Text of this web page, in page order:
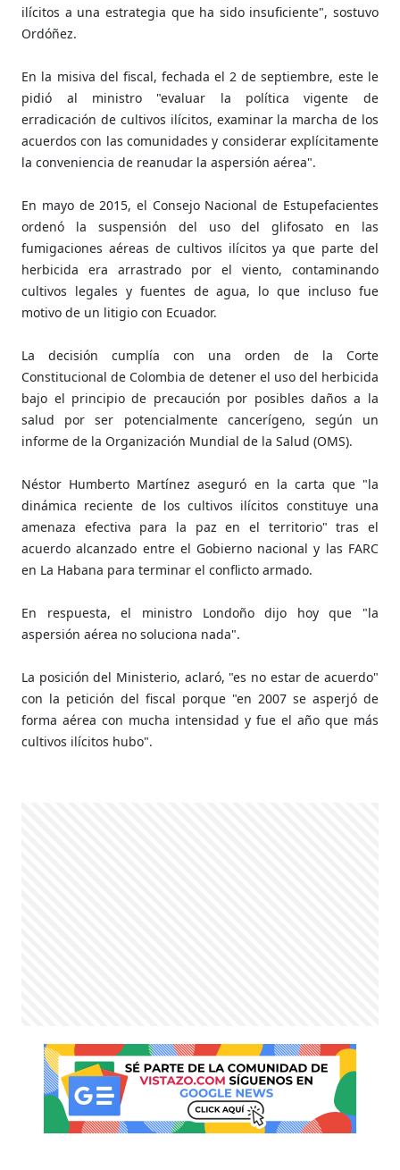
ilícitos a una estrategia que ha sido insuficiente", sostuvo
Ordóñez.
En la misiva del fiscal, fechada el 2 de septiembre, este le
pidió al ministro "evaluar la política vigente de
erradicación de cultivos ilícitos, examinar la marcha de los
acuerdos con las comunidades y considerar explícitamente
la conveniencia de reanudar la aspersión aérea".
En mayo de 2015, el Consejo Nacional de Estupefacientes
ordenó la suspensión del uso del glifosato en las
fumigaciones aéreas de cultivos ilícitos ya que parte del
herbicida era arrastrado por el viento, contaminando
cultivos legales y fuentes de agua, lo que incluso fue
motivo de un litigio con Ecuador.
La decisión cumplía con una orden de la Corte
Constitucional de Colombia de detener el uso del herbicida
bajo el principio de precaución por posibles daños a la
salud por ser potencialmente cancerígeno, según un
informe de la Organización Mundial de la Salud (OMS).
Néstor Humberto Martínez aseguró en la carta que "la
dinámica reciente de los cultivos ilícitos constituye una
amenaza efectiva para la paz en el territorio" tras el
acuerdo alcanzado entre el Gobierno nacional y las FARC
en La Habana para terminar el conflicto armado.
En respuesta, el ministro Londoño dijo hoy que "la
aspersión aérea no soluciona nada".
La posición del Ministerio, aclaró, "es no estar de acuerdo"
con la petición del fiscal porque "en 2007 se asperjó de
forma aérea con mucha intensidad y fue el año que más
cultivos ilícitos hubo".